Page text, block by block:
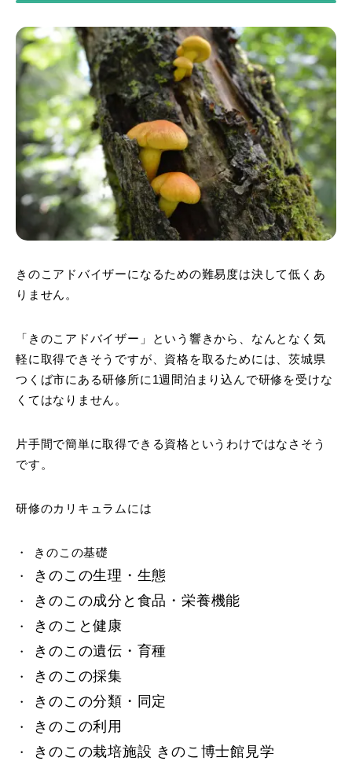
きのこアドバイザーになるための難易度は決して低くあ
りません。
「きのこアドバイザー」という響きから、なんとなく気
軽に取得できそうですが、資格を取るためには、茨城県
つくば市にある研修所に1週間泊まり込んで研修を受けな
くてはなりません。
片手間で簡単に取得できる資格というわけではなさそう
です。
研修のカリキュラムには
きのこの基礎
きのこの生理・生態
きのこの成分と食品・栄養機能
きのこと健康
きのこの遺伝・育種
きのこの採集
きのこの分類・同定
きのこの利用
きのこの栽培施設 きのこ博士館見学